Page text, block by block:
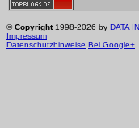
©Copyright1998-2026 by DATA
Impressum
Datenschutzhinweise Bei Google+